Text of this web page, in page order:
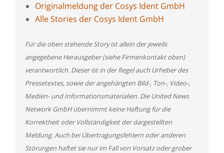
Originalmeldung der Cosys Ident GmbH
Alle Stories der Cosys Ident GmbH
Für die oben stehende Story ist allein der jeweils
angegebene Herausgeber (siehe Firmenkontakt oben)
verantwortlich. Dieser ist in der Regel auch Urheber des
Pressetextes, sowie der angehängten Bild-, Ton-, Video-,
Medien- und Informationsmaterialien. Die United News
Network GmbH übernimmt keine Haftung für die
Korrektheit oder Vollständigkeit der dargestellten
Meldung. Auch bei Übertragungsfehlern oder anderen
Störungen haftet sie nur im Fall von Vorsatz oder grober